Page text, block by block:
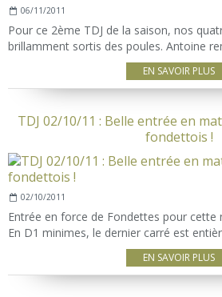
06/11/2011
Pour ce 2ème TDJ de la saison, nos
brillamment sortis des poules. Antoine
EN SAVOIR PLUS
TDJ 02/10/11 : Belle entrée en
fondettois !
02/10/2011
Entrée en force de Fondettes pour cette
En D1 minimes, le dernier carré est
EN SAVOIR PLUS